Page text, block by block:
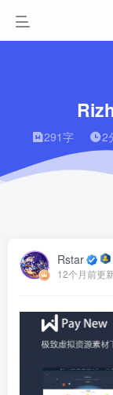
291字 2
Rstar
12个月前更